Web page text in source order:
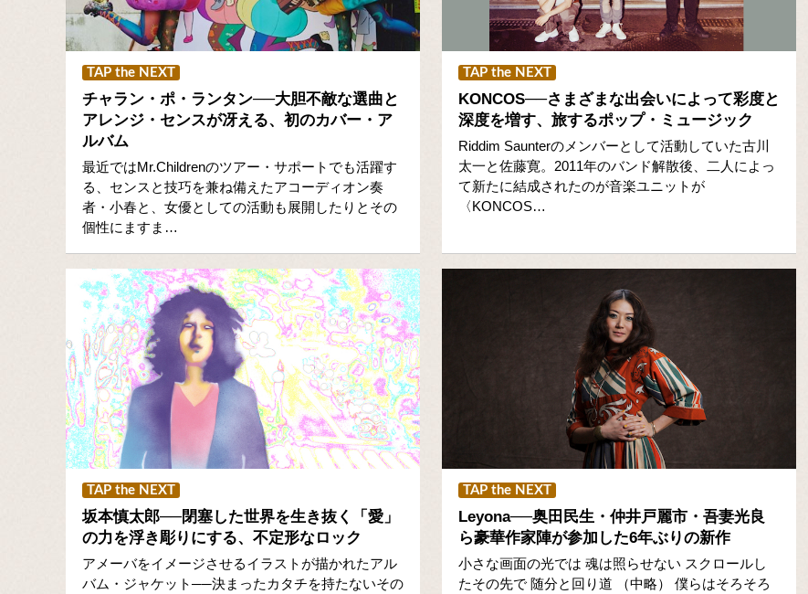
TAP the NEXT
チャラン・ポ・ランタン──大胆不敵な選曲と
アレンジ・センスが冴える、初のカバー・ア
ルバム
最近ではMr.Childrenのツアー・サポートでも活躍す
る、センスと技巧を兼ね備えたアコーディオン奏
者・小春と、女優としての活動も展開したりとその
個性にますま…
TAP the NEXT
KONCOS──さまざまな出会いによって彩度と
深度を増す、旅するポップ・ミュージック
Riddim Saunterのメンバーとして活動していた古川
太一と佐藤寛。2011年のバンド解散後、二人によっ
て新たに結成されたのが音楽ユニットが
〈KONCOS…
TAP the NEXT
坂本慎太郎──閉塞した世界を生き抜く「愛」
の力を浮き彫りにする、不定形なロック
アメーバをイメージさせるイラストが描かれたアル
バム・ジャケット──決まったカタチを持たないその
TAP the NEXT
Leyona──奥田民生・仲井戸麗市・吾妻光良
ら豪華作家陣が参加した6年ぶりの新作
小さな画面の光では 魂は照らせない スクロールし
たその先で 随分と回り道 （中略） 僕らはそろそろ